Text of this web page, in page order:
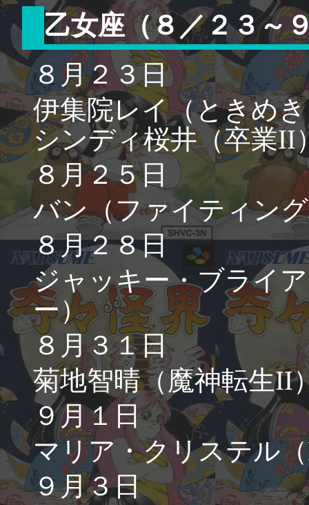
乙女座（８／２３～
８月２３日
伊集院レイ（ときめ
シンディ桜井（卒業II
８月２５日
バン（ファイティン
８月２８日
ジャッキー・ブライ
ー）
８月３１日
菊地智晴（魔神転生II
９月１日
マリア・クリステル
９月３日